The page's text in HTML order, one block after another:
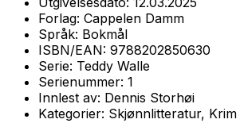
Forlag: Cappelen Damm
Språk: Bokmål
ISBN/EAN: 9788202850630
Serie: Teddy Walle
Serienummer: 1
Innlest av: Dennis Storhøi
Kategorier: Skjønnlitteratur,